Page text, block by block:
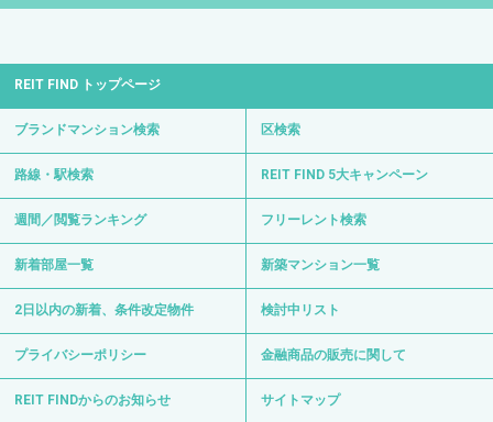
REIT FIND トップページ
ブランドマンション検索 区検索
路線・駅検索 REIT FIND 5大キャンペーン
週間／閲覧ランキング フリーレント検索
新着部屋一覧 新築マンション一覧
2日以内の新着、条件改定物件 検討中リスト
プライバシーポリシー 金融商品の販売に関して
REIT FINDからのお知らせ サイトマップ